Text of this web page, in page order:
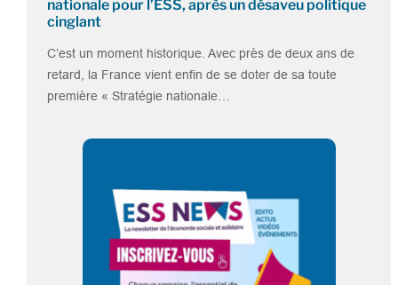
nationale pour l’ESS, après un désaveu politique
cinglant
C’est un moment historique. Avec près de deux ans de
retard, la France vient enfin de se doter de sa toute
première « Stratégie nationale…